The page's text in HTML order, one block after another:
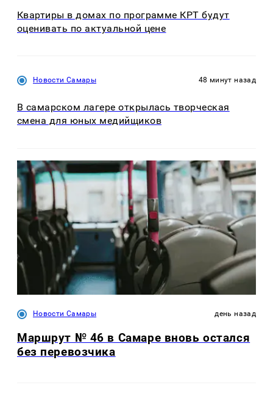
Квартиры в домах по программе КРТ будут
оценивать по актуальной цене
Новости Самары 48 минут назад
В самарском лагере открылась творческая
смена для юных медийщиков
Новости Самары день назад
Маршрут № 46 в Самаре вновь остался
без перевозчика